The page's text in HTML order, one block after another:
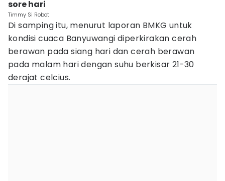
sore hari
Timmy Si Robot
Di samping itu, menurut laporan BMKG untuk
kondisi cuaca Banyuwangi diperkirakan cerah
berawan pada siang hari dan cerah berawan
pada malam hari dengan suhu berkisar 21-30
derajat celcius.